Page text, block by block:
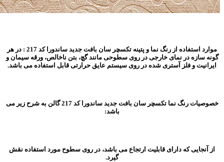
موارد استفاده از رنگ نما و پتینه تکسچر سان بافت جدید ساندورا کد 217 : در هر
گونه سازه در نمای خارجی در روی سطوحی مانند گچ، بتن ناخالص، ورقه سیمان و
ایرانیت و فلز آستری شده در روی سیستم عایق حرارتی قابل استفاده می باشد.
خصوصیات رنگ نما تکسچر سان بافت جدید ساندورا کد 217 گالن به شرح زیر می
باشد:
از آنجایی که دارای قابلیت ارتجاع می باشد، در روی سطوح مورد استفاده نقش
گیرد.